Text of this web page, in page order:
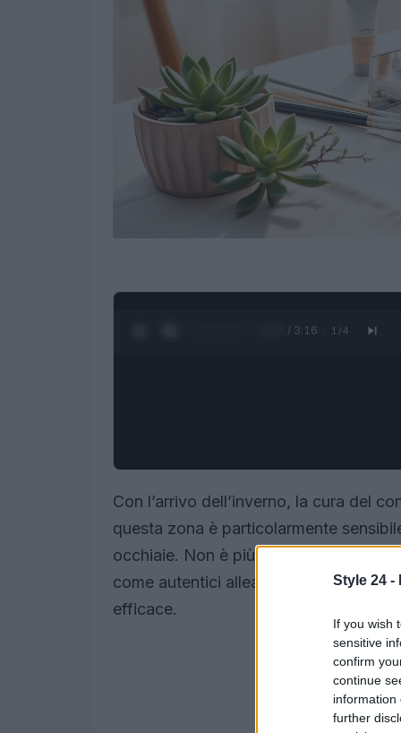
Style 24 -
If you wish
sensitive
confirm
continue
information
further
0:28 / 3:16 1 /4
Con l’arrivo dell’inverno, la cura del
questa zona è particolarmente
occhiaie. Non è più sufficiente
come autentici alleati di bellezza,
efficace.